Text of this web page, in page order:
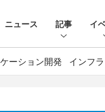
ニュース 記事 イ
ーション開発 インフラ